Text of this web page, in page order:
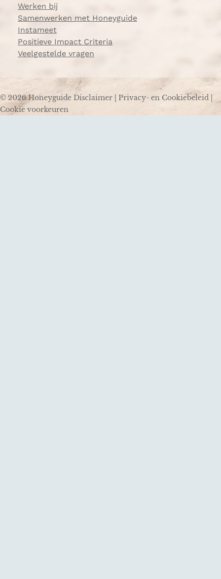
Werken bij
Samenwerken met Honeyguide
Instameet
Positieve Impact Criteria
Veelgestelde vragen
© 2026 Honeyguide Disclaimer Privacy- en Cookiebeleid
Cookie voorkeuren